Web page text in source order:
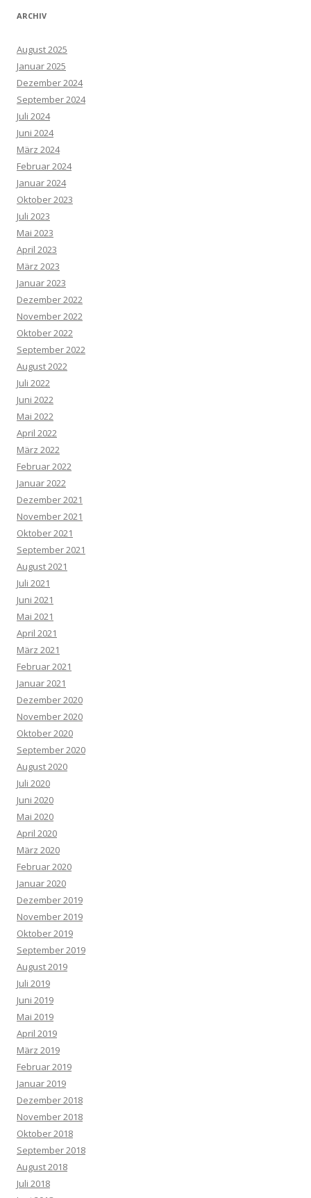
ARCHIV
August 2025
Januar 2025
Dezember 2024
September 2024
Juli 2024
Juni 2024
März 2024
Februar 2024
Januar 2024
Oktober 2023
Juli 2023
Mai 2023
April 2023
März 2023
Januar 2023
Dezember 2022
November 2022
Oktober 2022
September 2022
August 2022
Juli 2022
Juni 2022
Mai 2022
April 2022
März 2022
Februar 2022
Januar 2022
Dezember 2021
November 2021
Oktober 2021
September 2021
August 2021
Juli 2021
Juni 2021
Mai 2021
April 2021
März 2021
Februar 2021
Januar 2021
Dezember 2020
November 2020
Oktober 2020
September 2020
August 2020
Juli 2020
Juni 2020
Mai 2020
April 2020
März 2020
Februar 2020
Januar 2020
Dezember 2019
November 2019
Oktober 2019
September 2019
August 2019
Juli 2019
Juni 2019
Mai 2019
April 2019
März 2019
Februar 2019
Januar 2019
Dezember 2018
November 2018
Oktober 2018
September 2018
August 2018
Juli 2018